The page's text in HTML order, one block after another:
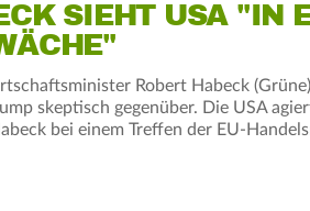
SIEHT USA "IN
Robert Habeck
skeptisch gegenüber. Die USA
bei einem Treffen der EU-